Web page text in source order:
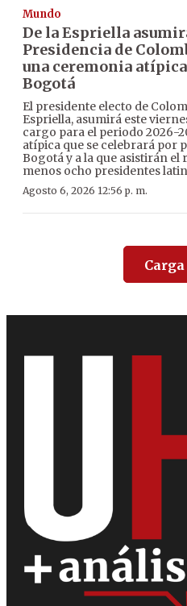
Mundo
De la Espriella
Presidencia de
una ceremonia
Bogotá
El presidente electo de
Espriella, asumirá este
cargo para el periodo 2026-
atípica que se celebrará por
Bogotá y a la que asistirán el
menos ocho presidentes
Agosto 6, 2026 12:56 p. m.